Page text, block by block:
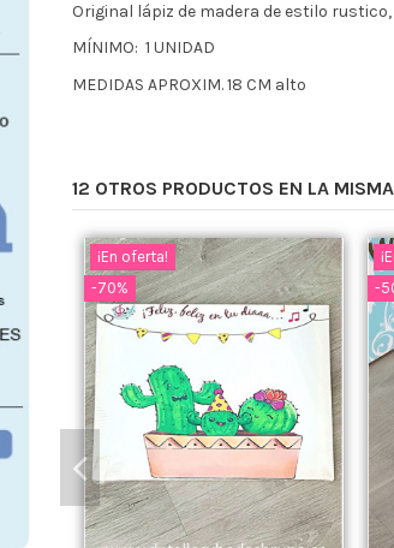
Original lápiz de madera de estilo
MÍNIMO: 1 UNIDAD
MEDIDAS APROXIM. 18 CM alto
12 OTROS PRODUCTOS EN LA
¡En oferta!
-70%
-